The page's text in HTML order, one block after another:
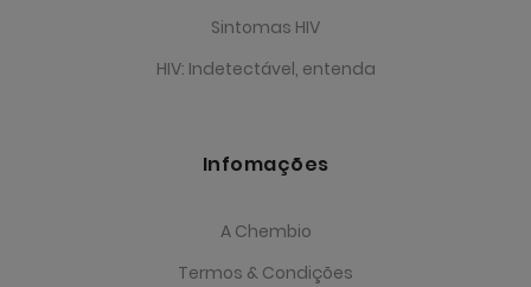
Sintomas HIV
HIV: Indetectável, entenda
Infomações
A Chembio
Termos & Condições